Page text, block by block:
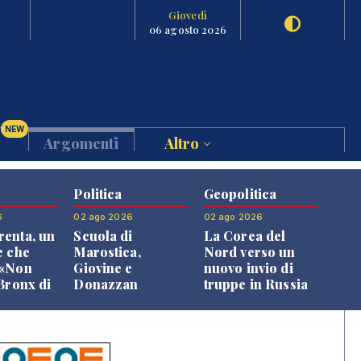
Giovedì
06 agosto 2026
NEW
Argomenti Altro
un
che
di
Politica
02 ago 2026
Scuola di
Marostica,
Giovine e
Donazzan
Geopolitica
02 ago 2026
La Corea del
Nord verso un
nuovo invio di
truppe in Russia